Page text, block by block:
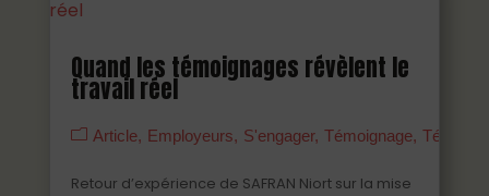
Quand les témoignages révèlent le
travail réel
Article Employeurs S'engager Témoignage
Retour d’expérience de SAFRAN Niort sur la mise